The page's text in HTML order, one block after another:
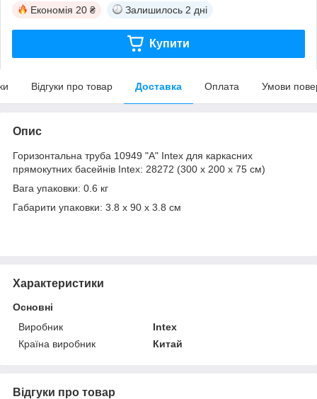
Економія 20 ₴ Залишилось 2 дні
Купити
Відгуки про товар Доставка Оплата Умови
Опис
Горизонтальна труба 10949 "A" Intex для каркасних
прямокутних басейнів Intex: 28272 (300 х 200 х 75 см)
Вага упаковки: 0.6 кг
Габарити упаковки: 3.8 x 90 x 3.8 см
Характеристики
Основні
Виробник
Intex
Країна виробник
Китай
Відгуки про товар